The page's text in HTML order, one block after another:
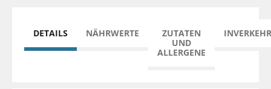
DETAILS NÄHRWERTE
ZUTATEN
UND
ALLERGENE